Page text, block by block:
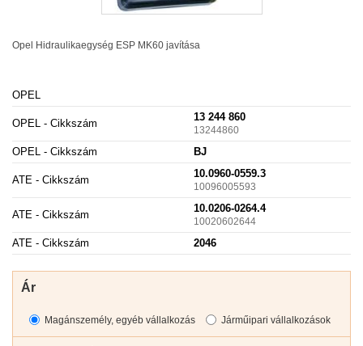
Opel Hidraulikaegység ESP MK60 javítása
OPEL
OPEL - Cikkszám
13 244 860
13244860
OPEL - Cikkszám BJ
ATE - Cikkszám
10.0960-0559.3
10096005593
ATE - Cikkszám
10.0206-0264.4
10020602644
ATE - Cikkszám 2046
Ár
Magánszemély, egyéb vállalkozás Járműipari vállalkozások